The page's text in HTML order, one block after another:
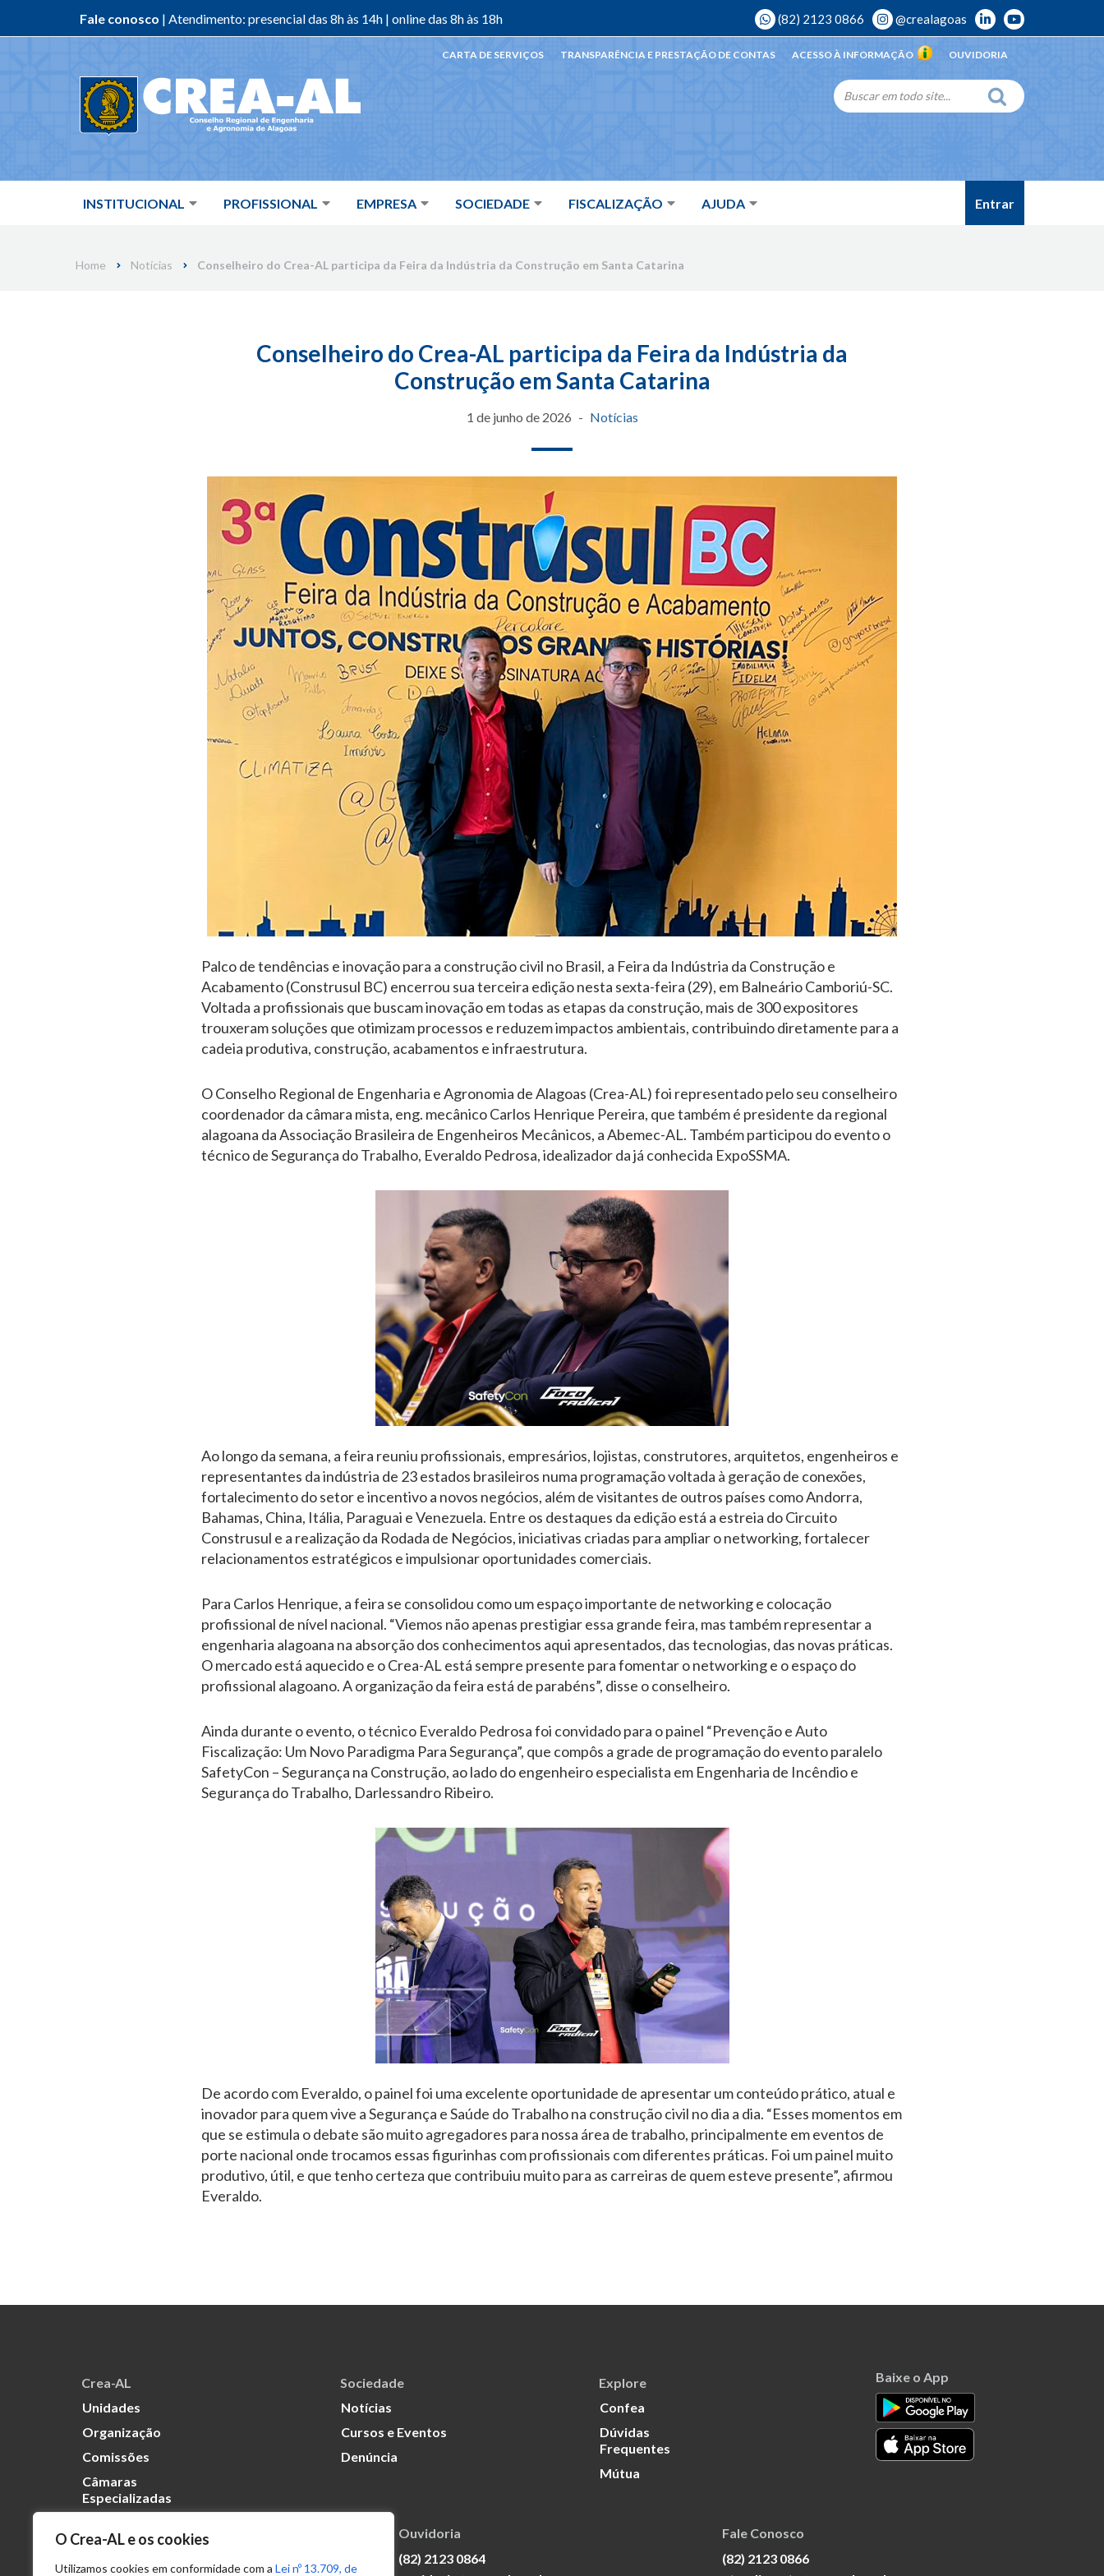
O Crea-AL e os cookies
Utilizamos cookies em conformidade com a Lei nº 13.709, de
Fale conosco | Atendimento: presencial das 8h às 14h | online das 8h às 18h (82) 2123 0866 @crealagoas
INSTITUCIONAL PROFISSIONAL EMPRESA SOCIEDADE FISCALIZAÇÃO AJUDA
OUVIDORIA
ACESSO À INFORMAÇÃO
TRANSPARÊNCIA E PRESTAÇÃO DE CONTAS
CARTA DE SERVIÇOS
Entrar
Home Notícias Conselheiro do Crea-AL participa da Feira da Indústria da Construção em Santa Catarina
Conselheiro do Crea-AL participa da Feira da Indústria da
Construção em Santa Catarina
1 de junho de 2026 Notícias
Palco de tendências e inovação para a construção civil no Brasil, a Feira da Indústria da Construção e
Acabamento (Construsul BC) encerrou sua terceira edição nesta sexta-feira (29), em Balneário Camboriú-SC.
Voltada a profissionais que buscam inovação em todas as etapas da construção, mais de 300 expositores
trouxeram soluções que otimizam processos e reduzem impactos ambientais, contribuindo diretamente para a
cadeia produtiva, construção, acabamentos e infraestrutura.
O Conselho Regional de Engenharia e Agronomia de Alagoas (Crea-AL) foi representado pelo seu conselheiro
coordenador da câmara mista, eng. mecânico Carlos Henrique Pereira, que também é presidente da regional
alagoana da Associação Brasileira de Engenheiros Mecânicos, a Abemec-AL. Também participou do evento o
técnico de Segurança do Trabalho, Everaldo Pedrosa, idealizador da já conhecida ExpoSSMA.
Ao longo da semana, a feira reuniu profissionais, empresários, lojistas, construtores, arquitetos, engenheiros e
representantes da indústria de 23 estados brasileiros numa programação voltada à geração de conexões,
fortalecimento do setor e incentivo a novos negócios, além de visitantes de outros países como Andorra,
Bahamas, China, Itália, Paraguai e Venezuela. Entre os destaques da edição está a estreia do Circuito
Construsul e a realização da Rodada de Negócios, iniciativas criadas para ampliar o networking, fortalecer
relacionamentos estratégicos e impulsionar oportunidades comerciais.
Para Carlos Henrique, a feira se consolidou como um espaço importante de networking e colocação
profissional de nível nacional. “Viemos não apenas prestigiar essa grande feira, mas também representar a
engenharia alagoana na absorção dos conhecimentos aqui apresentados, das tecnologias, das novas práticas.
O mercado está aquecido e o Crea-AL está sempre presente para fomentar o networking e o espaço do
profissional alagoano. A organização da feira está de parabéns”, disse o conselheiro.
Ainda durante o evento, o técnico Everaldo Pedrosa foi convidado para o painel “Prevenção e Auto
Fiscalização: Um Novo Paradigma Para Segurança”, que compôs a grade de programação do evento paralelo
SafetyCon – Segurança na Construção, ao lado do engenheiro especialista em Engenharia de Incêndio e
Segurança do Trabalho, Darlessandro Ribeiro.
De acordo com Everaldo, o painel foi uma excelente oportunidade de apresentar um conteúdo prático, atual e
inovador para quem vive a Segurança e Saúde do Trabalho na construção civil no dia a dia. “Esses momentos em
que se estimula o debate são muito agregadores para nossa área de trabalho, principalmente em eventos de
porte nacional onde trocamos essas figurinhas com profissionais com diferentes práticas. Foi um painel muito
produtivo, útil, e que tenho certeza que contribuiu muito para as carreiras de quem esteve presente”, afirmou
Everaldo.
Crea-AL
Unidades
Organização
Comissões
Câmaras
Especializadas
Sociedade
Notícias
Cursos e Eventos
Denúncia
Explore
Confea
Dúvidas
Frequentes
Mútua
Baixe o App
Transparência
Portal
Ouvidoria
(82) 2123 0864
Fale Conosco
(82) 2123 0866